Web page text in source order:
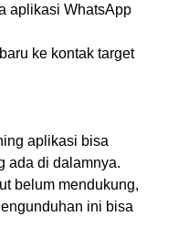
aplikasi WhatsApp
ke kontak target
aplikasi bisa
ada di dalamnya.
belum mendukung,
ini bisa